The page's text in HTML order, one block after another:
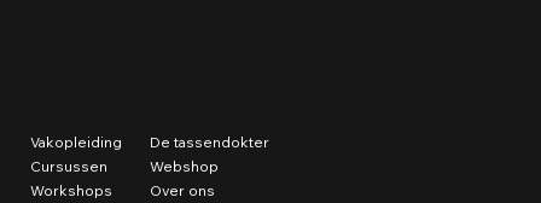
Vakopleiding
Cursussen
Workshops
De tassendokter
Webshop
Over ons